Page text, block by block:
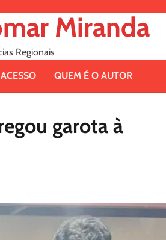
Miranda
Regionais
QUEM É O AUTOR
garota à